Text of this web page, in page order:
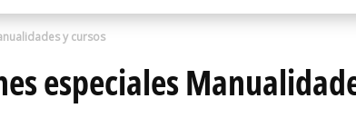
y cursos
especiales